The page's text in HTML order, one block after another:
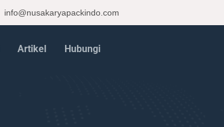
info@nusakaryapackindo.com
Artikel Hubungi